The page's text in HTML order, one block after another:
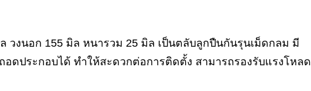
วงนอก 155 มิล หนารวม 25 มิล เป็นตลับลูกปืนกันรุนเม็ดกลม มี
ดประกอบได้ ทำให้สะดวกต่อการติดตั้ง สามารถรองรับแรงโหลด